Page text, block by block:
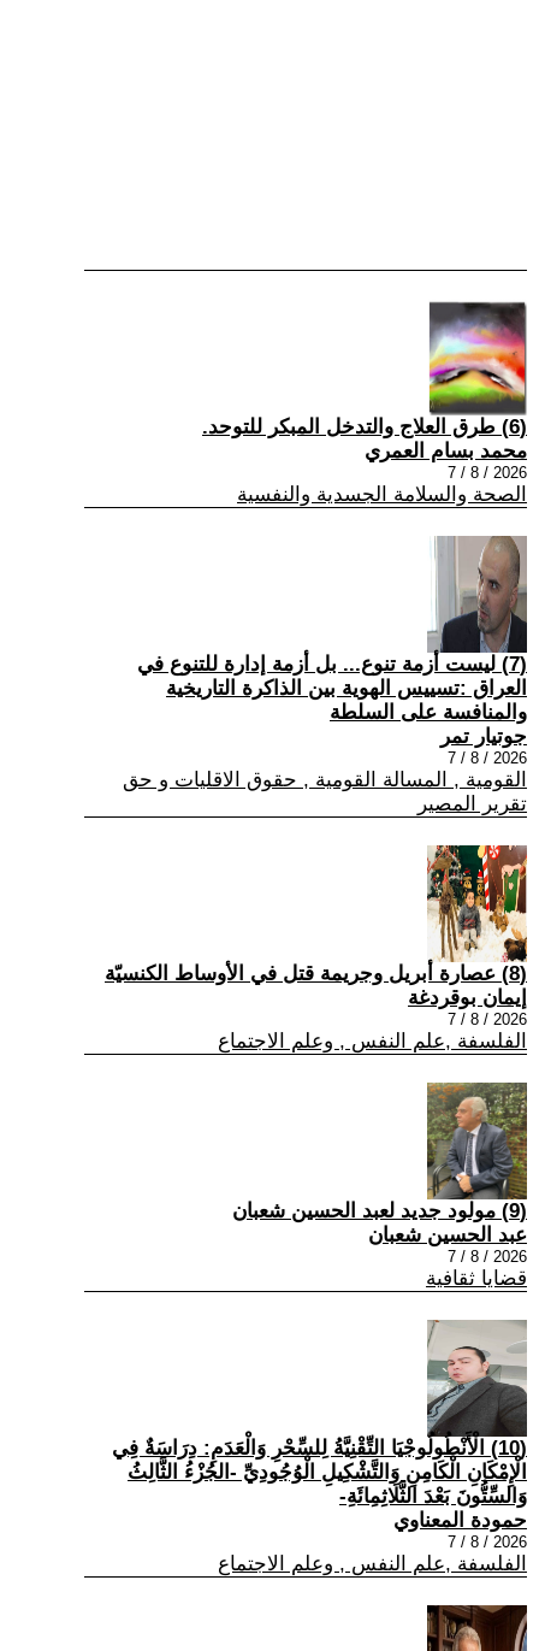
(6) طرق العلاج والتدخل المبكر للتوحد.
محمد بسام العمري
2026 / 8 / 7
الصحة والسلامة الجسدية والنفسية
(7) ليست أزمة تنوع... بل أزمة إدارة للتنوع في
العراق :تسييس الهوية بين الذاكرة التاريخية
والمنافسة على السلطة
جوتيار تمر
2026 / 8 / 7
القومية , المسالة القومية , حقوق الاقليات و حق
تقرير المصير
(8) عصارة أبريل وجريمة قتل في الأوساط الكنسيّة
إيمان بوقردغة
2026 / 8 / 7
الفلسفة ,علم النفس , وعلم الاجتماع
(9) مولود جديد لعبد الحسين شعبان
عبد الحسين شعبان
2026 / 8 / 7
قضايا ثقافية
(10) الْأَنْطُولُوجْيَا التِّقْنِيَّةُ لِلسِّحْرِ وَالْعَدَمِ: دِرَاسَةٌ فِي
الْإِمْكَانِ الْكَامِنِ وَالتَّشْكِيلِ الْوُجُودِيِّ -الجُزْءُ الثَّالِثُ
وَالسِّتُّونَ بَعْدَ الثَّلَاثِمِائَةِ-
حمودة المعناوي
2026 / 8 / 7
الفلسفة ,علم النفس , وعلم الاجتماع